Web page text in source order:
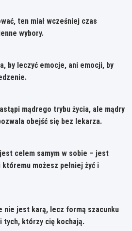
ten miał wcześniej czas
wybory.
by leczyć emocje, ani emocji, by
mądrego trybu życia, ale mądry
obejść się bez lekarza.
celem samym w sobie – jest
możesz pełniej żyć i
nie jest karą, lecz formą szacunku
tych, którzy cię kochają.